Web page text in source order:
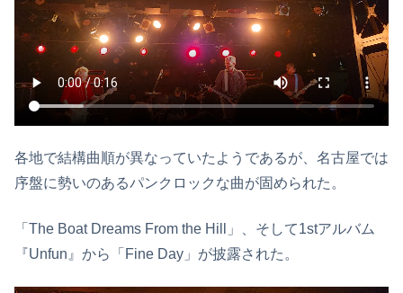
各地で結構曲順が異なっていたようであるが、名古屋では
序盤に勢いのあるパンクロックな曲が固められた。
「The Boat Dreams From the Hill」、そして1stアルバム
『Unfun』から「Fine Day」が披露された。